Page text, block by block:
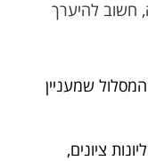
חשוב להיערך
שמעניין
ציונים,